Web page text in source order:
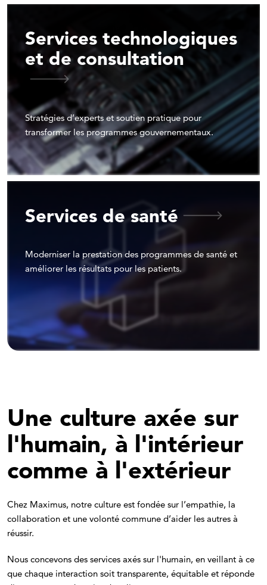
Services technologiques
et de consultation
Stratégies d’experts et soutien pratique pour
transformer les programmes gouvernementaux.
Services de santé
Moderniser la prestation des programmes de santé et
améliorer les résultats pour les patients.
Une culture axée sur
l'humain, à l'intérieur
comme à l'extérieur
Chez Maximus, notre culture est fondée sur l’empathie, la
collaboration et une volonté commune d’aider les autres à
réussir.
Nous concevons des services axés sur l'humain, en veillant à ce
que chaque interaction soit transparente, équitable et réponde